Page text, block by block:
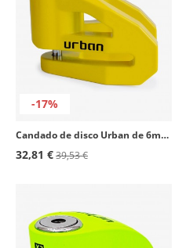
-17%
Candado de disco Urban de 6mm Amarillo UR206Y
32,81 €39,53 €